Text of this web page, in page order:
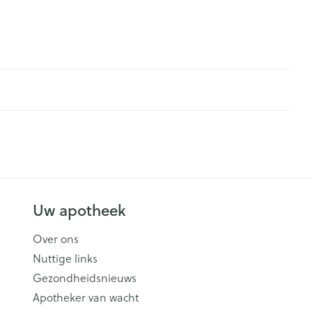
Uw apotheek
Over ons
Nuttige links
Gezondheidsnieuws
Apotheker van wacht